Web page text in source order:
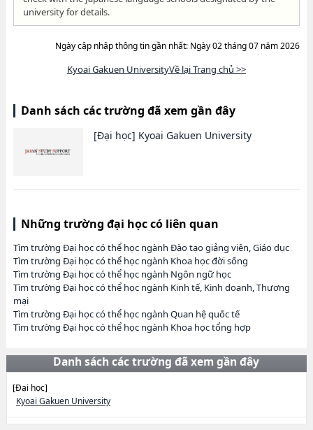
university for details.
Ngày cập nhập thông tin gần nhất: Ngày 02 tháng 07 năm 2026
Kyoai Gakuen UniversityVề lại Trang chủ >>
Danh sách các trường đã xem gần đây
[Đại học] Kyoai Gakuen University
Những trường đại học có liên quan
Tìm trường Đại học có thể học ngành Đào tạo giảng viên, Giáo dục
Tìm trường Đại học có thể học ngành Khoa học đời sống
Tìm trường Đại học có thể học ngành Ngôn ngữ học
Tìm trường Đại học có thể học ngành Kinh tế, Kinh doanh, Thương
mại
Tìm trường Đại học có thể học ngành Quan hệ quốc tế
Tìm trường Đại học có thể học ngành Khoa học tổng hợp
Danh sách các trường đã xem gần đây
[Đại học]
Kyoai Gakuen University